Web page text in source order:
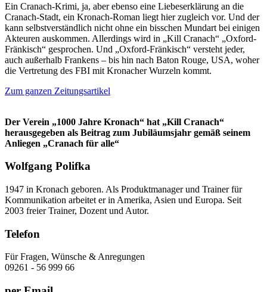
Ein Cranach-Krimi, ja, aber ebenso eine Liebeserklärung an die
Cranach-Stadt, ein Kronach-Roman liegt hier zugleich vor. Und der
kann selbstverständlich nicht ohne ein bisschen Mundart bei einigen
Akteuren auskommen. Allerdings wird in „Kill Cranach“ „Oxford-
Fränkisch“ gesprochen. Und „Oxford-Fränkisch“ versteht jeder,
auch außerhalb Frankens – bis hin nach Baton Rouge, USA, woher
die Vertretung des FBI mit Kronacher Wurzeln kommt.
Zum ganzen Zeitungsartikel
Der Verein „1000 Jahre Kronach“ hat „Kill Cranach“
herausgegeben als Beitrag zum Jubiläumsjahr gemäß seinem
Anliegen „Cranach für alle“
Wolfgang Polifka
1947 in Kronach geboren. Als Produktmanager und Trainer für
Kommunikation arbeitet er in Amerika, Asien und Europa. Seit
2003 freier Trainer, Dozent und Autor.
Telefon
Für Fragen, Wünsche & Anregungen
09261 - 56 999 66